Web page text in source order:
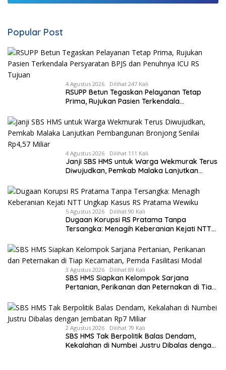
Popular Post
4 Agustus 2026 Dilihat 247 Kali
RSUPP Betun Tegaskan Pelayanan Tetap
Prima, Rujukan Pasien Terkendala
Tujuan
4 Agustus 2026 Dilihat 111 Kali
Janji SBS HMS untuk Warga Wekmurak Terus
Diwujudkan, Pemkab Malaka Lanjutkan
5 Agustus 2026 Dilihat 90 Kali
Dugaan Korupsi RS Pratama Tanpa
Tersangka: Menagih Keberanian Kejati NTT
3 Agustus 2026 Dilihat 89 Kali
SBS HMS Siapkan Kelompok Sarjana
Pertanian, Perikanan dan Peternakan di Tiap
2 Agustus 2026 Dilihat 79 Kali
SBS HMS Tak Berpolitik Balas Dendam,
Kekalahan di Numbei Justru Dibalas dengan